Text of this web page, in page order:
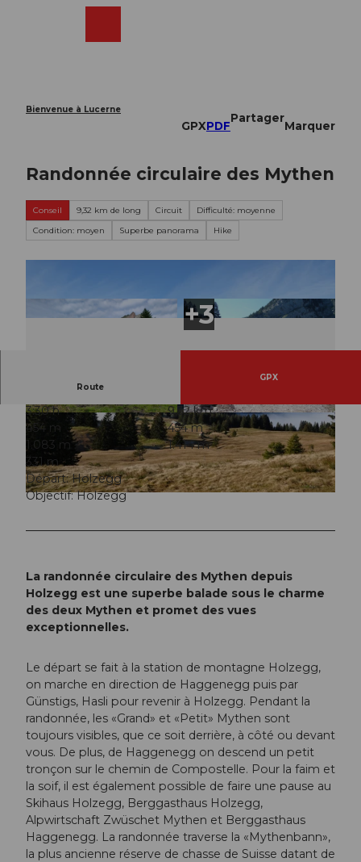
Bienvenue à Lucerne
GPXPDF
Partager
Marquer
Randonnée circulaire des Mythen
Conseil 9,32 km de long Circuit
Difficulté: moyenne
Condition: moyen
Superbe panorama Hike
© Schwyz Tourismus, Erlebnisregion Mythen
© Stefan Gwerder, Schwyzer Wanderwege © Schwyz Tourismus, Schwyzer Wanderwege
Route
GPX
3:30 h
9,32 km
454 m
454 m
1.083 m
1.414 m
331 m
Départ: Holzegg
Objectif: Holzegg
La randonnée circulaire des Mythen depuis
Holzegg est une superbe balade sous le charme
des deux Mythen et promet des vues
exceptionnelles.
Le départ se fait à la station de montagne Holzegg,
on marche en direction de Haggenegg puis par
Günstigs, Hasli pour revenir à Holzegg. Pendant la
randonnée, les «Grand» et «Petit» Mythen sont
toujours visibles, que ce soit derrière, à côté ou devant
vous. De plus, de Haggenegg on descend un petit
tronçon sur le chemin de Compostelle. Pour la faim et
la soif, il est également possible de faire une pause au
Skihaus Holzegg, Berggasthaus Holzegg,
Alpwirtschaft Zwüschet Mythen et Berggasthaus
Haggenegg. La randonnée traverse la «Mythenbann»,
la plus ancienne réserve de chasse de Suisse datant de